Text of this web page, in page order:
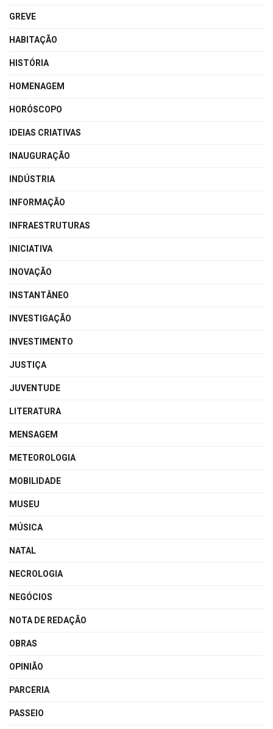
GREVE
HABITAÇÃO
HISTÓRIA
HOMENAGEM
HORÓSCOPO
IDEIAS CRIATIVAS
INAUGURAÇÃO
INDÚSTRIA
INFORMAÇÃO
INFRAESTRUTURAS
INICIATIVA
INOVAÇÃO
INSTANTÂNEO
INVESTIGAÇÃO
INVESTIMENTO
JUSTIÇA
JUVENTUDE
LITERATURA
MENSAGEM
METEOROLOGIA
MOBILIDADE
MUSEU
MÚSICA
NATAL
NECROLOGIA
NEGÓCIOS
NOTA DE REDAÇÃO
OBRAS
OPINIÃO
PARCERIA
PASSEIO